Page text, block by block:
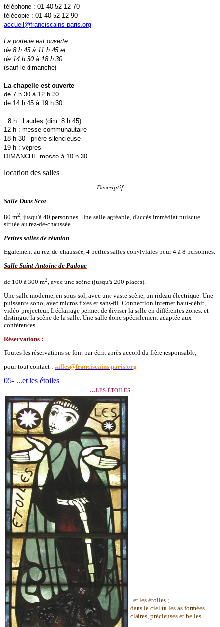
téléphone : 01 40 52 12 70
télécopie : 01 40 52 12 90
accueil@franciscains-paris.org
La porterie est ouverte
de 8 h 45 à 11 h 45 et
de 14 h 30 à 18 h 30
(sauf le dimanche)
La chapelle est ouverte
de 7 h 30 à 12 h 30
de 14 h 45 à 19 h 30.
8 h : Laudes (dim. 8 h 45)
12 h : messe communautaire
18 h 30 : prière silencieuse
19 h : vêpres
DIMANCHE messe à 10 h 30
location des salles
Descriptif
Salle Duns Scot
80 m2, jusqu'à 40 personnes. Une salle agréable, d'accès immédiat puisque
située au rez-de-chaussée.
Petites salles de réunion
Egalement au rez-de-chaussée, 4 petites salles conviviales pour 4 à 8 personnes.
Salle Saint-Antoine de Padoue
de 100 à 300 m2 , avec une scène (jusqu'à 200 places).
Une salle moderne, en sous-sol, avec une vaste scène, un rideau électrique. Une
puissante sono, avec micros fixes et sans-fil. Connection internet haut-débit,
vidéo-projecteur. L'éclairage permet de diviser la salle en différentes zones, et
distingue la scène de la salle. Une salle donc spécialement adaptée aux
conférences.
Réservations :
Toutes les réservations se font par écrit après accord du frère responsable,
pour tout contact : salles@franciscains-paris.org
05- ...et les étoiles
...les étoiles
..et les étoiles ;
dans le ciel tu les as formées
claires, précieuses et belles.